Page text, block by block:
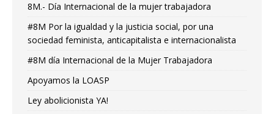
8M.- Día Internacional de la mujer trabajadora
#8M Por la igualdad y la justicia social, por una
sociedad feminista, anticapitalista e internacionalista
#8M día Internacional de la Mujer Trabajadora
Apoyamos la LOASP
Ley abolicionista YA!